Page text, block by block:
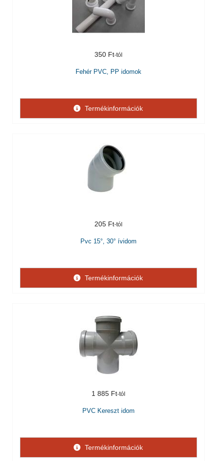
350 Ft
Fehér PVC, PP idomok
Termékinformációk
205 Ft
Pvc 15°, 30° ívidom
Termékinformációk
1 885 Ft
PVC Kereszt idom
Termékinformációk